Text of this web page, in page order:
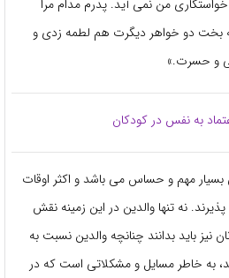
من نمی آید. پدرم مدام مرا
بخت دو خواهر دیگرت هم لطمه زدی و
و حسرت.»
به نفس در کودکان
مهم و حساس می باشد و اکثر اوقات
نه تنها والدین در این زمینه نقش
نیز باید بدانند چنانچه والدین نسبت به
به خاطر مسایل و مشکلاتی است که در